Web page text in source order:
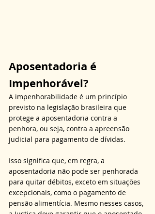
Aposentadoria é
Impenhorável?
A impenhorabilidade é um princípio
previsto na legislação brasileira que
protege a aposentadoria contra a
penhora, ou seja, contra a apreensão
judicial para pagamento de dívidas.
Isso significa que, em regra, a
aposentadoria não pode ser penhorada
para quitar débitos, exceto em situações
excepcionais, como o pagamento de
pensão alimentícia. Mesmo nesses casos,